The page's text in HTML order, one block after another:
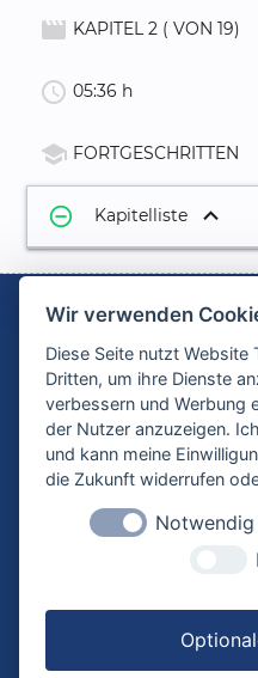
movie_creation KAPITEL 2 ( VON 19)
schedule 05:36 h
school FORTGESCHRITTEN
remove_circle_outline Kapitelliste
3.Gundsätzliche zu
4. Perspektive
5.Erstes Rendering
Wichtige
Fensterbänke als
8.3D-Grundstück
Anpassung ans
Wir verwenden
Diese Seite nutzt
Dritten, um ihre Dienste
verbessern und Werbung
der Nutzer anzuzeigen.
und kann meine
die Zukunft widerrufen
Notwendig
KONTAKT
0821 720 39 0
INFORMATION